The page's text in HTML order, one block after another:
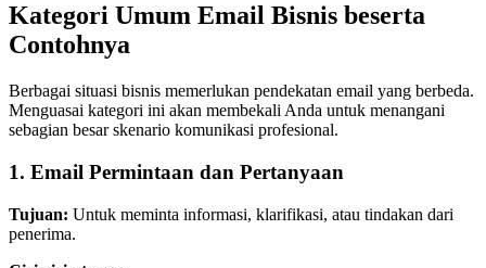
Kategori Umum Email Bisnis beserta
Contohnya
Berbagai situasi bisnis memerlukan pendekatan email yang berbeda.
Menguasai kategori ini akan membekali Anda untuk menangani
sebagian besar skenario komunikasi profesional.
1. Email Permintaan dan Pertanyaan
Tujuan: Untuk meminta informasi, klarifikasi, atau tindakan dari
penerima.